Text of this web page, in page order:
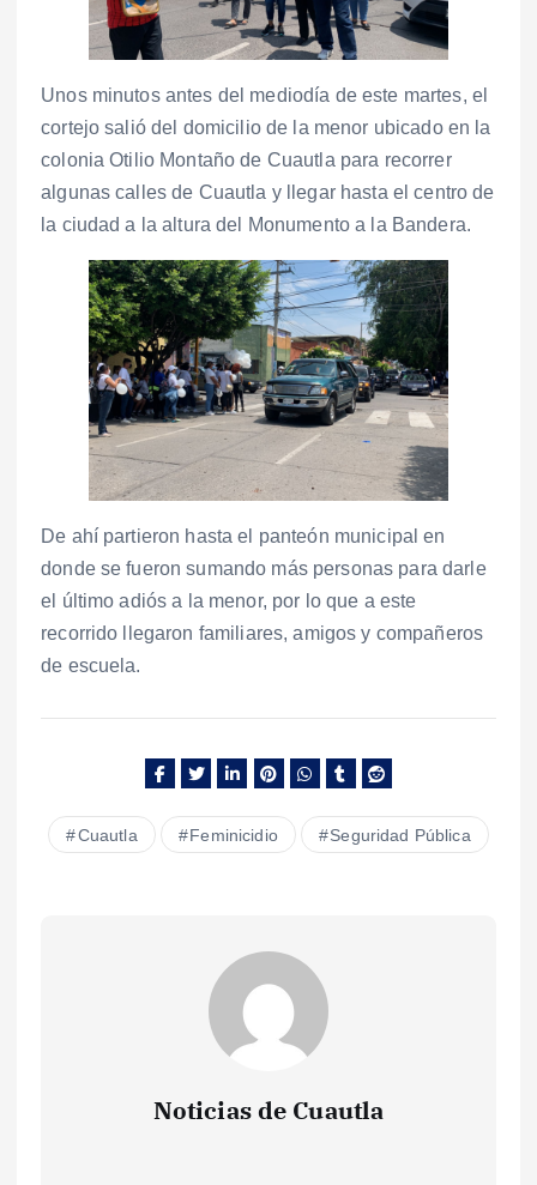
Unos minutos antes del mediodía de este martes, el
cortejo salió del domicilio de la menor ubicado en la
colonia Otilio Montaño de Cuautla para recorrer
algunas calles de Cuautla y llegar hasta el centro de
la ciudad a la altura del Monumento a la Bandera.
De ahí partieron hasta el panteón municipal en
donde se fueron sumando más personas para darle
el último adiós a la menor, por lo que a este
recorrido llegaron familiares, amigos y compañeros
de escuela.
Cuautla Feminicidio Seguridad Pública
Noticias de Cuautla